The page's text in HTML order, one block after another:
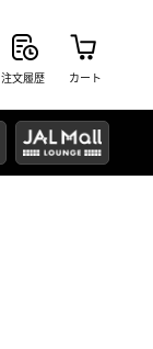
注文履歴 カート